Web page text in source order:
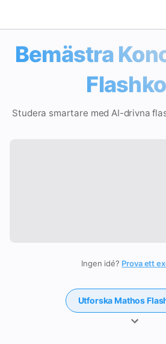
Matematiklösare
PDF Läxhjälp
Bemästra
Studera smartare med AI-drivna
Ingen idé? Prova ett
UtforskaMathos